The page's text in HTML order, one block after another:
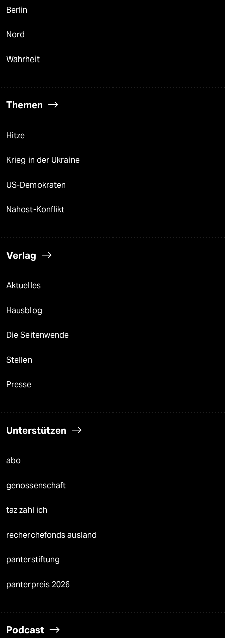
Berlin
Nord
Wahrheit
Themen
Hitze
Krieg in der Ukraine
US-Demokraten
Nahost-Konflikt
Verlag
Aktuelles
Hausblog
Die Seitenwende
Stellen
Presse
Unterstützen
abo
genossenschaft
taz zahl ich
recherchefonds ausland
panterstiftung
panterpreis 2026
Podcast